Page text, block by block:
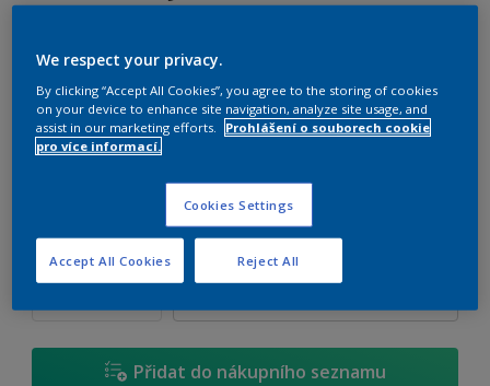
G8.08.86
Změnit odstín
1 L
2,5 L
5 L
10 L
Množství Kalkulačka pro výpočet barvy
Přidat do nákupního seznamu
We respect your privacy.
By clicking “Accept All Cookies”, you agree to the storing of cookies
on your device to enhance site navigation, analyze site usage, and
assist in our marketing efforts.
Prohlášení o souborech cookie
pro více informací.
Cookies Settings
Reject All
Accept All Cookies